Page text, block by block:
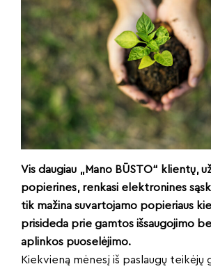
Vis daugiau „Mano BŪSTO“ klientų,
popierines, renkasi elektronines
tik mažina suvartojamo popieriaus
prisideda prie gamtos išsaugojimo
aplinkos puoselėjimo.
Kiekvieną mėnesį iš paslaugų teikėjų